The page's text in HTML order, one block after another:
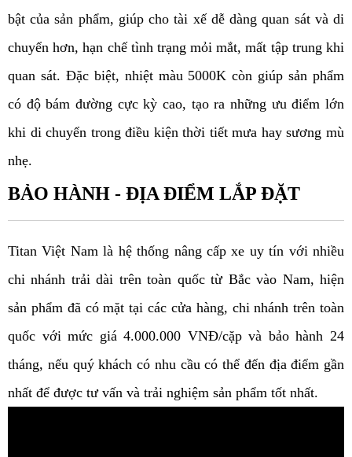
bật của sản phẩm, giúp cho tài xế dễ dàng quan sát và di
chuyển hơn, hạn chế tình trạng mỏi mắt, mất tập trung khi
quan sát. Đặc biệt, nhiệt màu 5000K còn giúp sản phẩm
có độ bám đường cực kỳ cao, tạo ra những ưu điểm lớn
khi di chuyển trong điều kiện thời tiết mưa hay sương mù
nhẹ.
BẢO HÀNH - ĐỊA ĐIỂM LẮP ĐẶT
Titan Việt Nam là hệ thống nâng cấp xe uy tín với nhiều
chi nhánh trải dài trên toàn quốc từ Bắc vào Nam, hiện
sản phẩm đã có mặt tại các cửa hàng, chi nhánh trên toàn
quốc với mức giá 4.000.000 VNĐ/cặp và bảo hành 24
tháng, nếu quý khách có nhu cầu có thể đến địa điểm gần
nhất để được tư vấn và trải nghiệm sản phẩm tốt nhất.